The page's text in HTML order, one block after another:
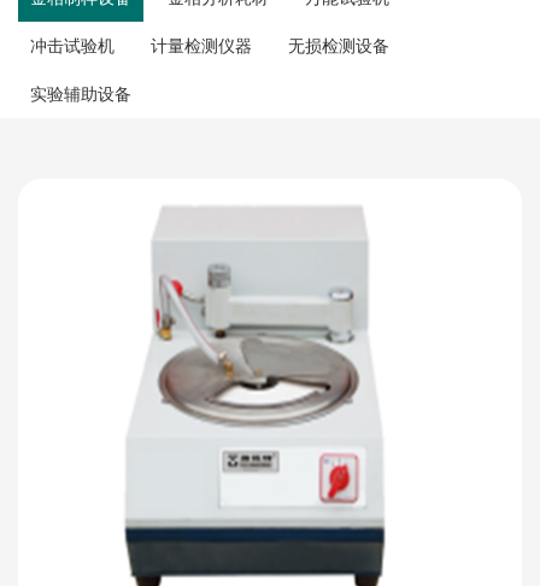
冲击试验机 计量检测仪器 无损检测设备
实验辅助设备